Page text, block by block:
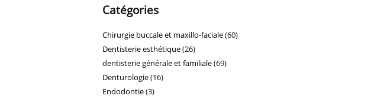
Catégories
Chirurgie buccale et maxillo-faciale(60)
Dentisterie esthétique(26)
dentisterie générale et familiale(69)
Denturologie(16)
Endodontie(3)